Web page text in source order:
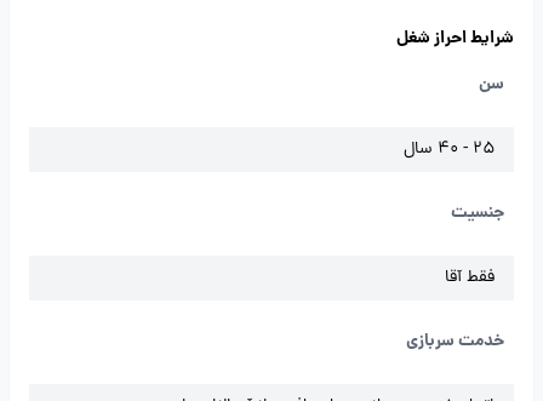
شرایط احراز شغل
سن
25 - 40 سال
جنسیت
فقط آقا
خدمت سربازی